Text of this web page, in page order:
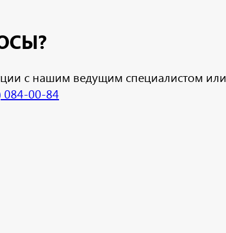
с нашим ведущим специалистом или
084-00-84